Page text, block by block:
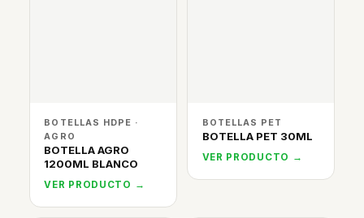
BOTELLAS HDPE ·
AGRO
BOTELLA AGRO
1200ML BLANCO
VER PRODUCTO →
BOTELLAS PET
BOTELLA PET 30ML
VER PRODUCTO →